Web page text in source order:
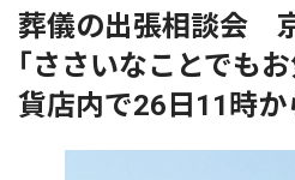
葬儀の出張相談会
｢ささいなことでも
貨店内で26日11時か